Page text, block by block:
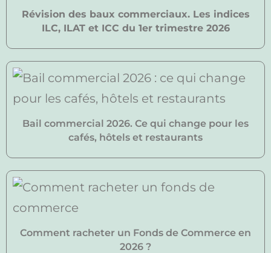
Révision des baux commerciaux. Les indices
ILC, ILAT et ICC du 1er trimestre 2026
Bail commercial 2026. Ce qui change pour les
cafés, hôtels et restaurants
Comment racheter un Fonds de Commerce en
2026 ?